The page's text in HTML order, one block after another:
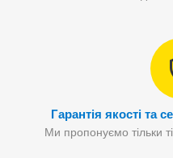
Гарантія якості та
Ми пропонуємо тільки